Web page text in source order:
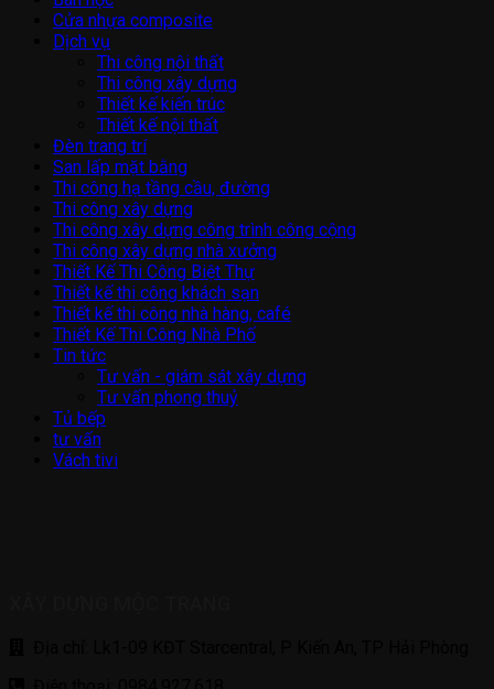
Cửa nhựa composite
Dịch vụ
Thi công nội thất
Thi công xây dựng
Thiết kế kiến trúc
Thiết kế nội thất
Đèn trang trí
San lấp mặt bằng
Thi công hạ tầng cầu, đường
Thi công xây dựng
Thi công xây dựng công trình công cộng
Thi công xây dựng nhà xưởng
Thiết Kế Thi Công Biệt Thự
Thiết kế thi công khách sạn
Thiết kế thi công nhà hàng, café
Thiết Kế Thi Công Nhà Phố
Tin tức
Tư vấn - giám sát xây dựng
Tư vấn phong thuỷ
Tủ bếp
tư vấn
Vách tivi